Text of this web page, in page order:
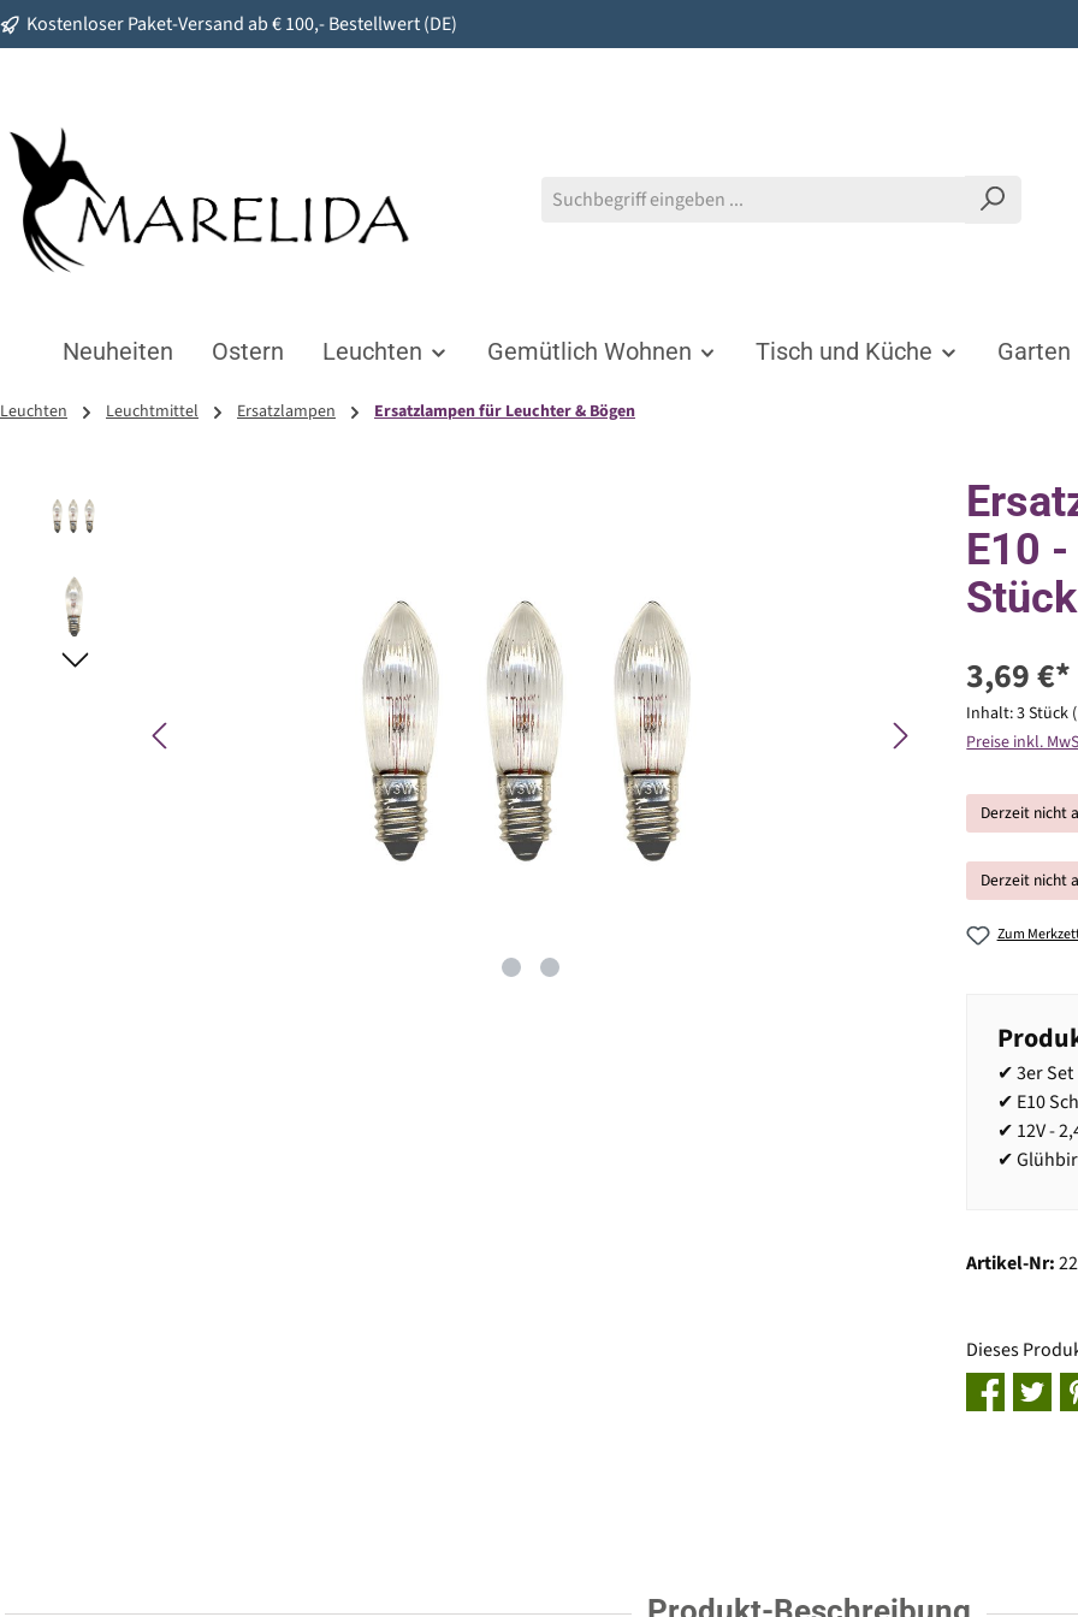
Zur Hauptnavigation springen
Kostenloser Paket-Versand ab € 100,- Bestellwert (DE)
Neuheiten Ostern Leuchten Gemütlich Wohnen Tisch und Küche Garten
Leuchten Leuchtmittel Ersatzlampen Ersatzlampen für Leuchter & Bögen
E10
Stück
3,69 €*
Inhalt:3 Stück
Preise inkl.
Derzeit nicht
Derzeit nicht
Zum
✔ 3er
✔ E10
✔ 12V -
✔
Artikel-Nr:
Dieses